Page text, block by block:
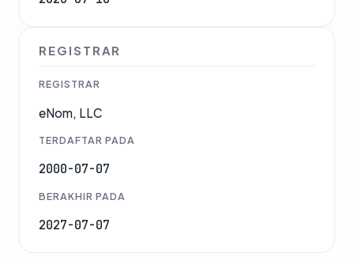
REGISTRAR
REGISTRAR
eNom, LLC
TERDAFTAR PADA
2000-07-07
BERAKHIR PADA
2027-07-07